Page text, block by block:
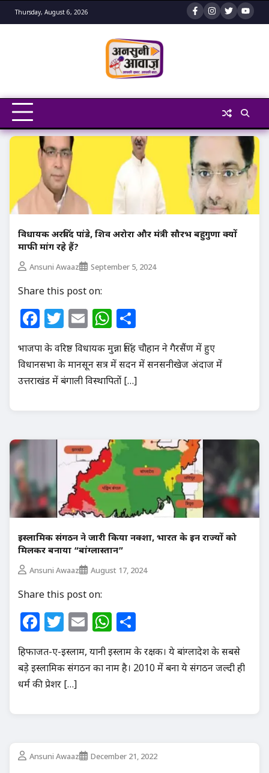
Skip
to
Thursday, August 6, 2026
विधायक अरविंद पांडे, शिव अरोरा और मंत्री सौरभ बहुगुणा क्यों
माफी मांग रहे हैं?
Ansuni Awaaz September 5, 2024
Share this post on:
Facebook
Twitter
EmailWhatsApp
भाजपा के वरिष्ठ विधायक मुन्ना सिंह चौहान ने गैरसैंण में हुए
विधानसभा के मानसून सत्र में सदन में सनसनीखेज अंदाज में
उत्तराखंड में बंगाली विस्थापितों […]
इस्लामिक संगठन ने जारी किया नक्शा, भारत के इन राज्यों को
मिलकर बनाया “बांग्लास्तान”
Ansuni Awaaz August 17, 2024
Share this post on:
Facebook
Twitter
EmailWhatsApp
हिफाजत-ए-इस्लाम, यानी इस्लाम के रक्षक। ये बांग्लादेश के सबसे
बड़े इस्लामिक संगठन का नाम है। 2010 में बना ये संगठन जल्दी ही
धर्म की प्रेशर […]
Ansuni Awaaz December 21, 2022